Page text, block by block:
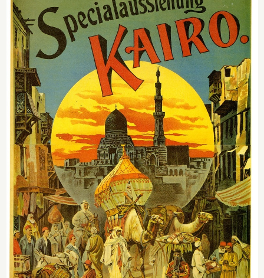
Gewerbeausstellung ursprünglich skeptisch gegenüber (er hielt sie für
unseriös), war aber angeblich insbesondere von der Exotik und dem
Drama der Kairo-Ausstellung begeistert. Zwei Jahre später, 1898,
unternahm er seine ,,Orientreise'' in den Nahen Osten, einschließlich
der Levante im Osmanischen Reich, über die in der Presse ausführlich
berichtet wurde.
Sogenannte Völkerschauen mit Darstellern aus „exotischen“ Ländern
spielten sowohl bei der Kairo-Ausstellung als auch bei der
Kolonialausstellung eine publikumswirksame Rolle.